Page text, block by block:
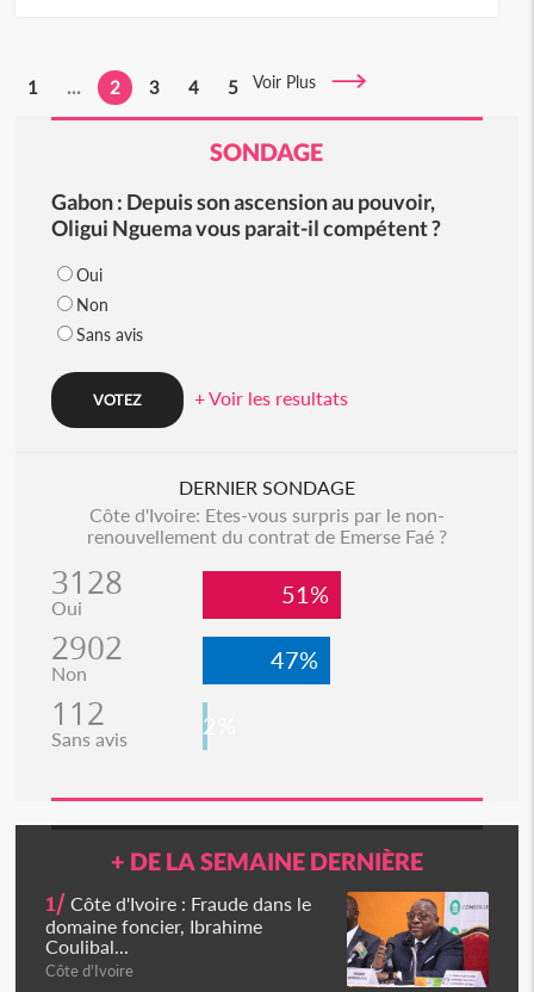
1 ... 2 3 4 5 Voir Plus
SONDAGE
Gabon : Depuis son ascension au pouvoir,
Oligui Nguema vous parait-il compétent ?
Oui
Non
Sans avis
+ Voir les resultats
DERNIER SONDAGE
Côte d'Ivoire: Etes-vous surpris par le non-
renouvellement du contrat de Emerse Faé ?
3128
Oui 51%
2902
Non 47%
112
Sans avis 2%
+ DE LA SEMAINE DERNIÈRE
1/ Côte d'Ivoire : Fraude dans le
domaine foncier, Ibrahime
Coulibal...
Côte d'Ivoire